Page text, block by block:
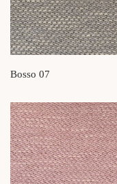
Bosso 07